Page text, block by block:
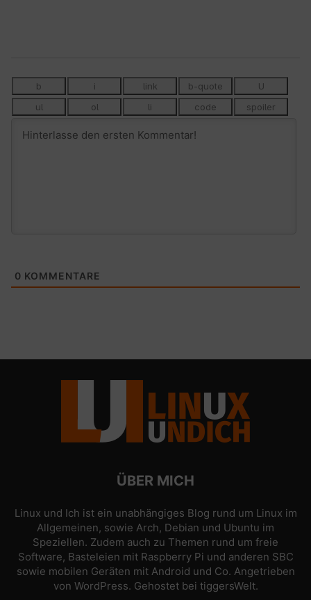
0 KOMMENTARE
ÜBER MICH
Linux und Ich ist ein unabhängiges Blog rund um Linux im
Allgemeinen, sowie Arch, Debian und Ubuntu im
Speziellen. Zudem auch zu Themen rund um freie
Software, Basteleien mit Raspberry Pi und anderen SBC
sowie mobilen Geräten mit Android und Co. Angetrieben
von WordPress. Gehostet bei tiggersWelt.